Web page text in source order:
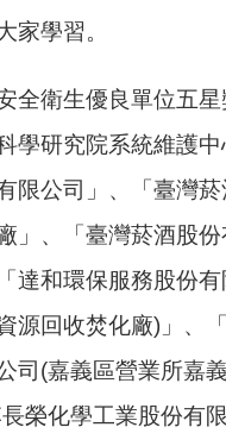
家學習。
全衛生優良單位五星
學研究院系統維護
限公司」、「臺灣
」、「臺灣菸酒股
達和環保服務股份
源回收焚化廠)」、
司(嘉義區營業所嘉
榮化學工業股份有